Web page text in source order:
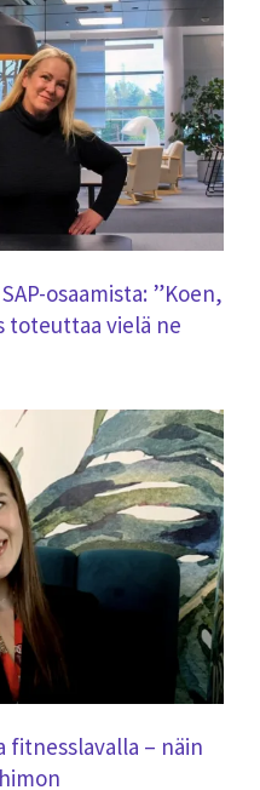
osaamista: ”Koen,
toteuttaa vielä ne
fitnesslavalla – näin